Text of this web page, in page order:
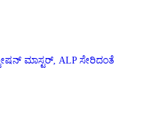
ಮಾಸ್ಟರ್, ALP ಸೇರಿದಂತೆ